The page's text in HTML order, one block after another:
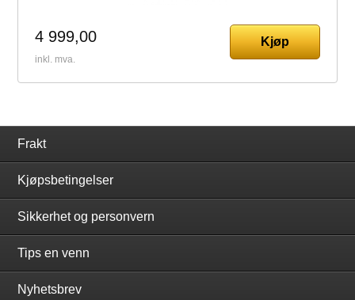
4 999,00
inkl. mva.
Kjøp
Frakt
Kjøpsbetingelser
Sikkerhet og personvern
Tips en venn
Nyhetsbrev